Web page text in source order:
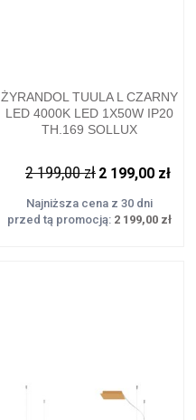
ŻYRANDOL TUULA L CZARNY
LED 4000K LED 1X50W IP20
TH.169 SOLLUX
2 199,00 zł 2 199,00 zł
Najniższa cena z 30 dni
przed tą promocją: 2 199,00 zł